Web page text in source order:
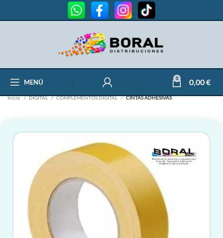
MENÚ 0 0,00€
Inicio DIGITAL COMPLEMENTOS DIGITAL CINTAS ADHESIVAS